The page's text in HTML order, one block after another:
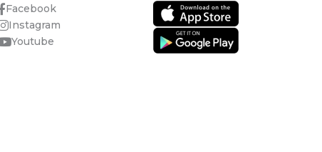
Facebook
Instagram
Youtube